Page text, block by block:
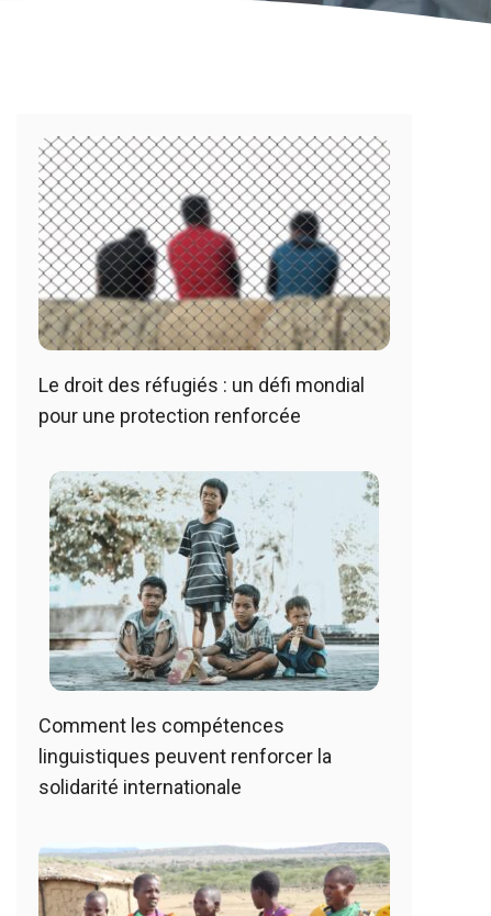
Le droit des réfugiés : un défi mondial
pour une protection renforcée
Comment les compétences
linguistiques peuvent renforcer la
solidarité internationale